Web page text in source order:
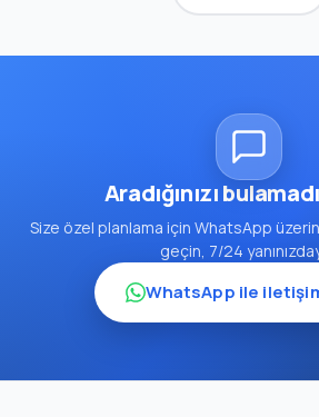
Aradığınızı
Size özel planlama için WhatsApp
geçin, 7/24
WhatsApp ile